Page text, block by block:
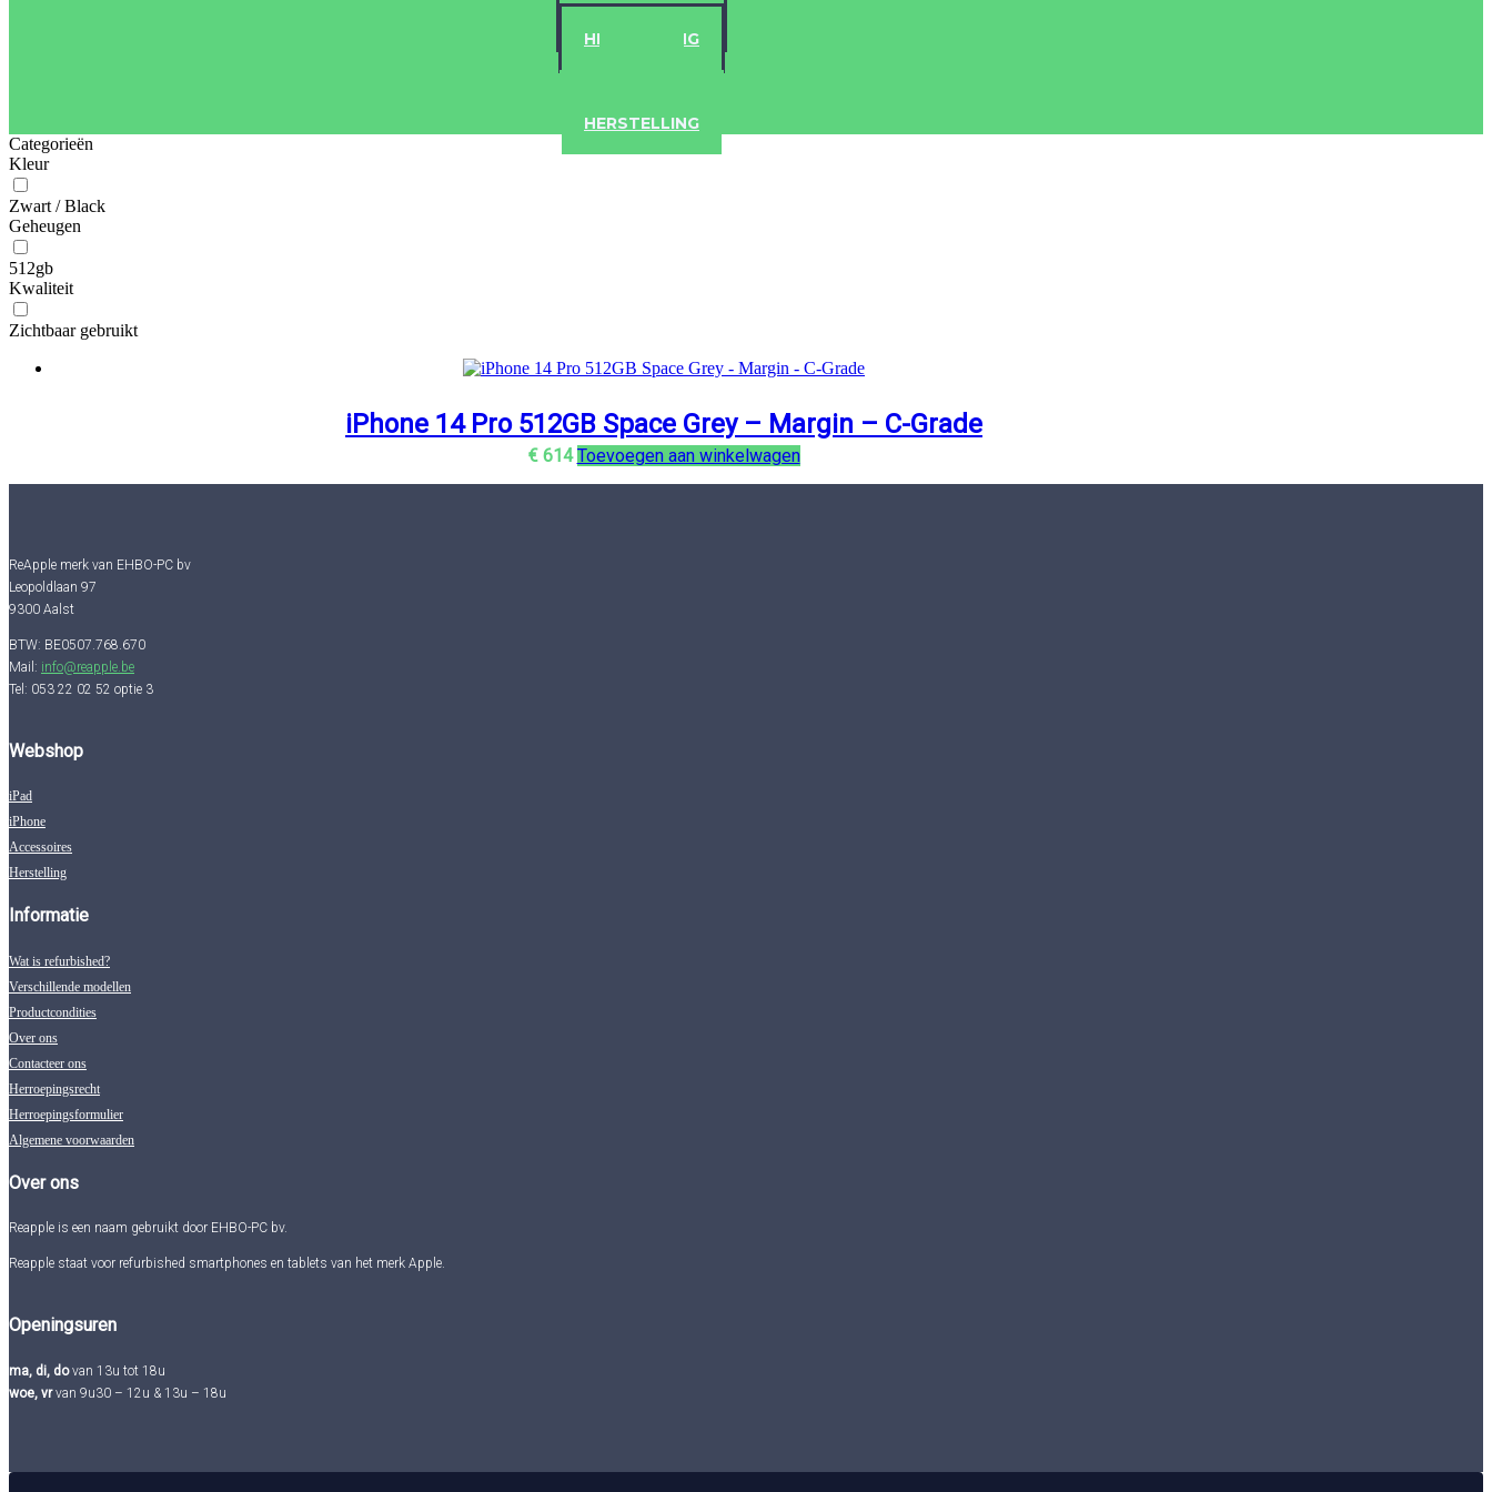
HERSTELLING
HERSTELLING
Categorieën
Kleur
Zwart / Black
Geheugen
512gb
Kwaliteit
Zichtbaar gebruikt
iPhone 14 Pro 512GB Space Grey – Margin – C-Grade
€614 Toevoegen aan winkelwagen
ReApple merk van EHBO-PC bv
Leopoldlaan 97
9300 Aalst
BTW: BE0507.768.670
Mail: info@reapple.be
Tel: 053 22 02 52 optie 3
Webshop
iPad
iPhone
Accessoires
Herstelling
Informatie
Wat is refurbished?
Verschillende modellen
Productcondities
Over ons
Contacteer ons
Herroepingsrecht
Herroepingsformulier
Algemene voorwaarden
Over ons
Reapple is een naam gebruikt door EHBO-PC bv.
Reapple staat voor refurbished smartphones en tablets van het merk Apple.
Openingsuren
ma, di, dovan 13u tot 18u
woe, vrvan 9u30 – 12u & 13u – 18u